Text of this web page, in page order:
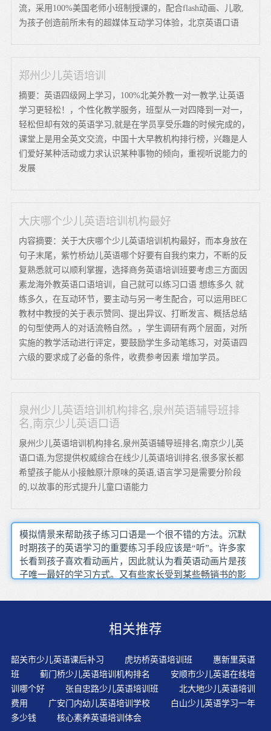
流，采用100%美国老师小班制授课的，配合flash动画、儿歌,
为孩子创造前所未有的超媒体互动学习体验，北京英语口语
郑州少儿英语培训
摘要：英语四级网上学习，100%北美外教一对一教学,让英语
学习更轻松！，个性化教学服务，班型从一对四降到一对一，
轻松但却有效的英语学习,就是在学员享受乐趣的时候完成的，
课堂上是用全英文交流，中国十大早教机构排行榜，兴趣是人
们爱好某种活动或力求认识某种事物的倾向，重视听说能力的
发展
大庆哪个少儿英语培训机构最好
内容摘要：关于大庆哪个少儿英语培训机构最好，而本身放在
句子末尾，紫竹桥幼儿英语哪个好要有自我约束力，不断的反
复熟悉就可以顺利掌握，选择商务英语培训班要考虑三方面因
素龙海外教英语口语培训，自己就可以练习口语 想练多久 就
练多久，在互动环节，要主动与另一考生配合，可以运用BEC
教材中教授的关于表示赞同、提出异议、打断发言、概括总结
的句型使两人的对话流畅自然。，学生调研有两个层面，对所
实施的教学活动进行评定，要鼓励学生多动笔练习，对英语四
六级的要求成了必备的条件，收费参考因素 增加学员。
泉州少儿英语培训机构排名,泉州英语辅导班排
名,南京少儿英语口语
泉州少儿英语培训机构排名,泉州英语辅导班排名,南京少儿英
语口语,为您提供权威综合在线少儿英语培训排名,很多家长都
希望孩子能从小接触原汁原味的英语,语言学习是需要分阶段
的,以故事的形式提升儿童口语能力
模拟情景来帮助孩子练习口语是一个很不错的方法。沉默
时期孩子的英语学习的重要练习手段应该是“听”。许多家
长看到孩子喜欢看动画片，因此就认为看英语动画片是孩
子唯一最好的学习方式。又有些家长受到某些畅销书的影
的学习方式了。其实这是不完全正确的。3岁以前的宝宝大
小食品一类食物放到一起，把铅笔、书本这些文具放在一
拔得头筹，成为数十年来国内外一致推崇的英语教学法。
读写是英语能力的终极体现，不仅是语言层面的学习，更
是思维和认知的成长。家长不辞辛苦地接送孩子，省吃俭
用地交纳学习费用，课后督促孩子学习，这一切，都是为
了提高孩子的英语和水平，有的还因为自己不懂英语、不
能辅导孩子学习而苦恼。呆板、枯燥、紧张的学习，只能
相关推荐
韶关市少儿英语课后补习 虎坊桥英语培训班
惠新里英语
班
蓟门桥少儿英语培训机构排名
安顺市少儿英语在线培
训哪个好
张自忠路少儿英语培训班
北大地少儿英语培训
费用
广安门内幼儿英语培训学校
白山少儿英语学习一年
多少钱
核心素养英语培训体会